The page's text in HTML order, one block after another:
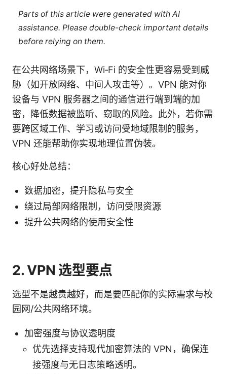
Parts of this article were generated with AI
assistance. Please double-check important details
before relying on them.
在公共网络场景下，Wi‑Fi 的安全性更容易受到威
胁（如开放网络、中间人攻击等）。VPN 能对你
设备与 VPN 服务器之间的通信进行端到端的加
密，降低数据被监听、窃取的风险。此外，若你需
要跨区域工作、学习或访问受地域限制的服务，
VPN 还能帮助你实现地理位置伪装。
核心好处总结：
数据加密，提升隐私与安全
绕过局部网络限制，访问受限资源
提升公共网络的使用安全性
2. VPN 选型要点
选型不是越贵越好，而是要匹配你的实际需求与校
园网/公共网络环境。
加密强度与协议透明度
优先选择支持现代加密算法的 VPN，确保连
接强度与无日志策略透明。